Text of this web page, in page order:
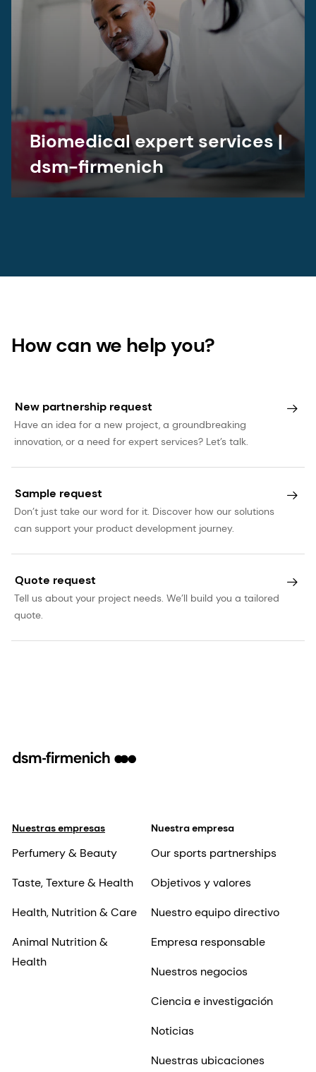
Biomedical expert services |
dsm-firmenich
How can we help you?
New partnership request
Have an idea for a new project, a groundbreaking
innovation, or a need for expert services? Let’s talk.
Sample request
Don’t just take our word for it. Discover how our solutions
can support your product development journey.
Quote request
Tell us about your project needs. We’ll build you a tailored
quote.
Nuestras empresas
Perfumery & Beauty
Taste, Texture & Health
Health, Nutrition & Care
Animal Nutrition &
Health
Nuestra empresa
Our sports partnerships
Objetivos y valores
Nuestro equipo directivo
Empresa responsable
Nuestros negocios
Ciencia e investigación
Noticias
Nuestras ubicaciones